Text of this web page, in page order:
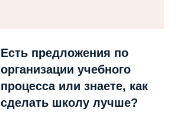
Есть предложения по
организации учебного
процесса или знаете, как
сделать школу лучше?